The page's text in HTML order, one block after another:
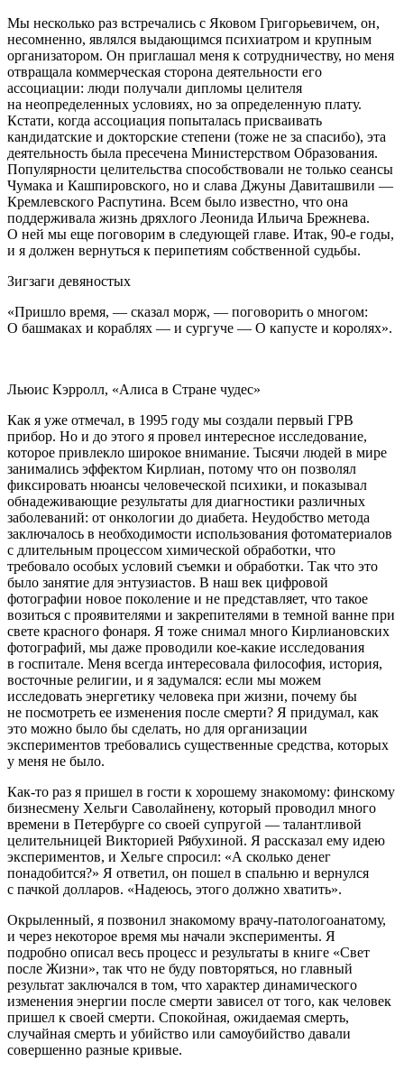
Мы несколько раз встречались с Яковом Григорьевичем, он,
несомненно, являлся выдающимся психиатром и крупным
организатором. Он приглашал меня к сотрудничеству, но меня
отвращала коммерческая сторона деятельности его
ассоциации: люди получали дипломы целителя
на неопределенных условиях, но за определенную плату.
Кстати, когда ассоциация попыталась присваивать
кандидатские и докторские степени (тоже не за спасибо), эта
деятельность была пресечена Министерством Образования.
Популярности целительства способствовали не только сеансы
Чумака и Кашпировского, но и слава Джуны Давиташвили —
Кремлевского Распутина. Всем было известно, что она
поддерживала жизнь дряхлого Леонида Ильича Брежнева.
О ней мы еще поговорим в следующей главе. Итак, 90-е годы,
и я должен вернуться к перипетиям собственной судьбы.
Зигзаги девяностых
«Пришло время, — сказал морж, — поговорить о многом:
О башмаках и кораблях — и сургуче — О капусте и королях».
Льюис Кэрролл, «Алиса в Стране чудес»
Как я уже отмечал, в 1995 году мы создали первый ГРВ
прибор. Но и до этого я провел интересное исследование,
которое привлекло широкое внимание. Тысячи людей в мире
занимались эффектом Кирлиан, потому что он позволял
фиксировать нюансы человеческой психики, и показывал
обнадеживающие результаты для диагностики различных
заболеваний: от онкологии до диабета. Неудобство метода
заключалось в необходимости использования фотоматериалов
с длительным процессом химической обработки, что
требовало особых условий съемки и обработки. Так что это
было занятие для энтузиастов. В наш век цифровой
фотографии новое поколение и не представляет, что такое
возиться с проявителями и закрепителями в темной ванне при
свете красного фонаря. Я тоже снимал много Кирлиановских
фотографий, мы даже проводили кое-какие исследования
в госпитале. Меня всегда интересовала философия, история,
восточные религии, и я задумался: если мы можем
исследовать энергетику человека при жизни, почему бы
не посмотреть ее изменения после смерти? Я придумал, как
это можно было бы сделать, но для организации
экспериментов требовались существенные средства, которых
у меня не было.
Как-то раз я пришел в гости к хорошему знакомому: финскому
бизнесмену Хельги Саволайнену, который проводил много
времени в Петербурге со своей супругой — талантливой
целительницей Викторией Рябухиной. Я рассказал ему идею
экспериментов, и Хельге спросил: «А сколько денег
понадобится?» Я ответил, он пошел в спальню и вернулся
с пачкой долларов. «Надеюсь, этого должно хватить».
Окрыленный, я позвонил знакомому врачу-патологоанатому,
и через некоторое время мы начали эксперименты. Я
подробно описал весь процесс и результаты в книге «Свет
после Жизни», так что не буду повторяться, но главный
результат заключался в том, что характер динамического
изменения энергии после смерти зависел от того, как человек
пришел к своей смерти. Спокойная, ожидаемая смерть,
случайная смерть и убийство или самоубийство давали
совершенно разные кривые.